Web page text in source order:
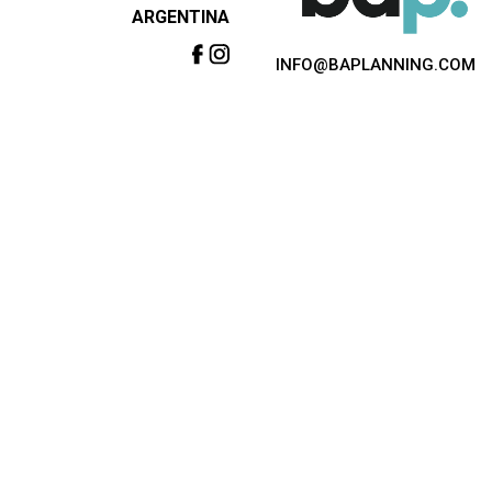
ARGENTINA
INFO@BAPLANNING.COM